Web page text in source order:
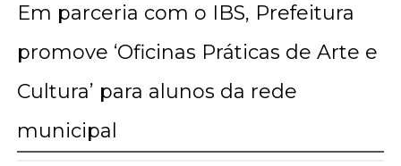
Em parceria com o IBS, Prefeitura
promove ‘Oficinas Práticas de Arte e
Cultura’ para alunos da rede
municipal